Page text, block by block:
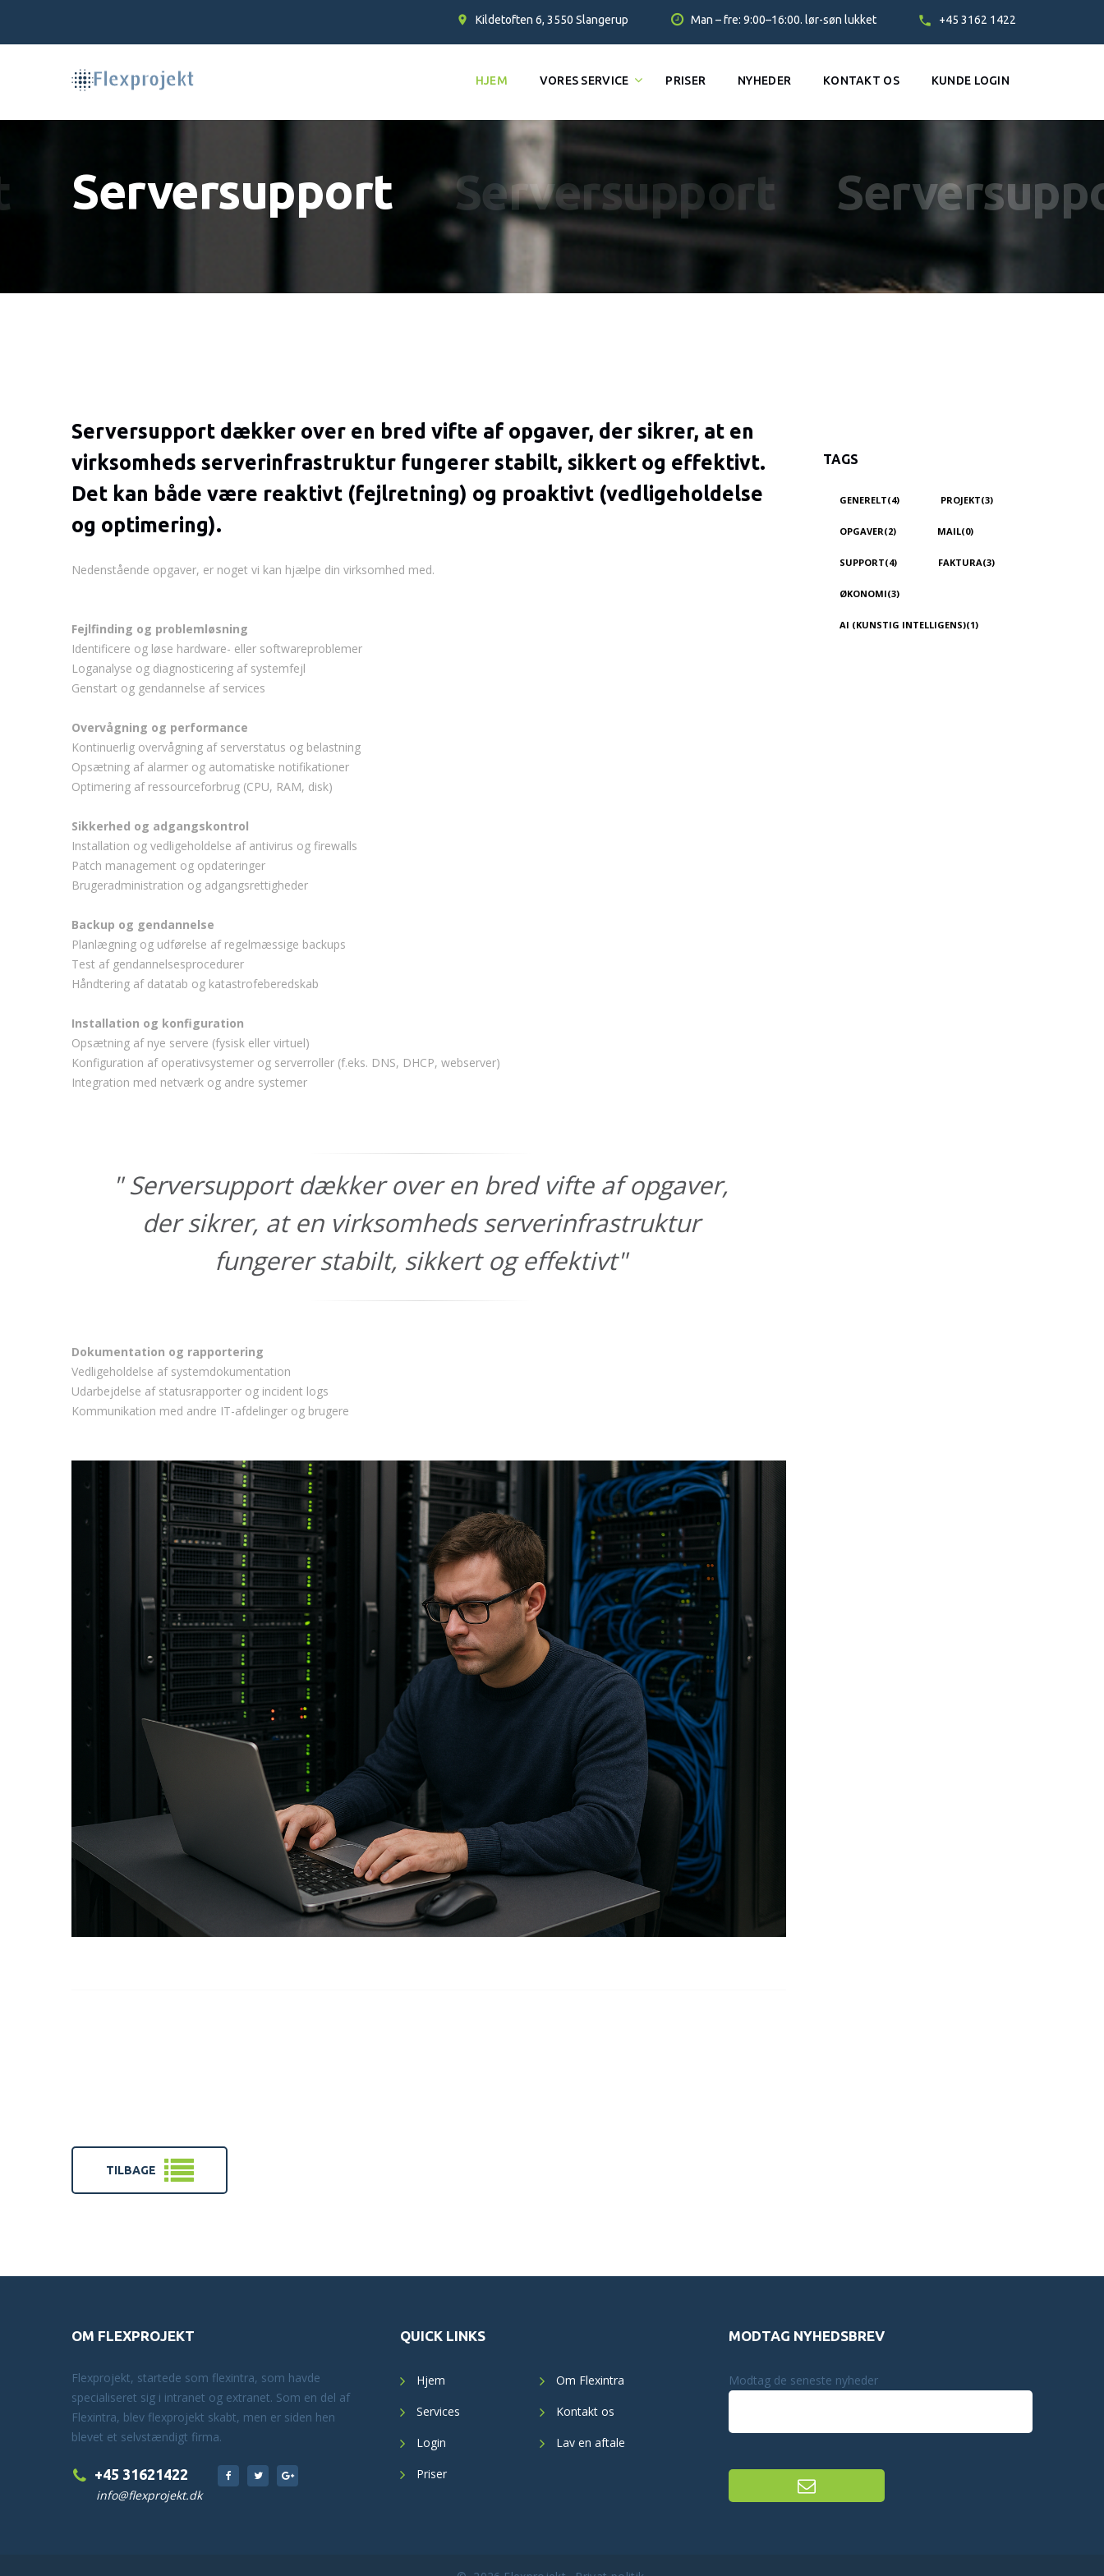
Kildetoften 6, 3550 Slangerup Man – fre: 9:00–16:00. lør-søn lukket +45 3162 1422
HJEM VORES SERVICE PRISER NYHEDER KONTAKT OS KUNDE LOGIN
Serversupport Serversupport
Serversupport dækker over en bred vifte af opgaver, der sikrer, at en
virksomheds serverinfrastruktur fungerer stabilt, sikkert og effektivt.
Det kan både være reaktivt (fejlretning) og proaktivt (vedligeholdelse
og optimering).
Nedenstående opgaver, er noget vi kan hjælpe din virksomhed med.
Fejlfinding og problemløsning
Identificere og løse hardware- eller softwareproblemer
Loganalyse og diagnosticering af systemfejl
Genstart og gendannelse af services
Overvågning og performance
Kontinuerlig overvågning af serverstatus og belastning
Opsætning af alarmer og automatiske notifikationer
Optimering af ressourceforbrug (CPU, RAM, disk)
Sikkerhed og adgangskontrol
Installation og vedligeholdelse af antivirus og firewalls
Patch management og opdateringer
Brugeradministration og adgangsrettigheder
Backup og gendannelse
Planlægning og udførelse af regelmæssige backups
Test af gendannelsesprocedurer
Håndtering af datatab og katastrofeberedskab
Installation og konfiguration
Opsætning af nye servere (fysisk eller virtuel)
Konfiguration af operativsystemer og serverroller (f.eks. DNS, DHCP, webserver)
Integration med netværk og andre systemer
Serversupport dækker over en bred vifte af opgaver,
der sikrer, at en virksomheds serverinfrastruktur
fungerer stabilt, sikkert og effektivt
Dokumentation og rapportering
Vedligeholdelse af systemdokumentation
Udarbejdelse af statusrapporter og incident logs
Kommunikation med andre IT-afdelinger og brugere
TAGS
GENERELT(4) PROJEKT(3)
OPGAVER(2) MAIL(0)
SUPPORT(4) FAKTURA(3)
ØKONOMI(3)
AI (KUNSTIG INTELLIGENS)(1)
TILBAGE
OM FLEXPROJEKT
Flexprojekt, startede som flexintra, som havde
specialiseret sig i intranet og extranet. Som en del af
Flexintra, blev flexprojekt skabt, men er siden hen
blevet et selvstændigt firma.
+45 31621422
info@flexprojekt.dk
QUICK LINKS
Hjem
Services
Login
Priser
Om Flexintra
Kontakt os
Lav en aftale
MODTAG NYHEDSBREV
Modtag de seneste nyheder